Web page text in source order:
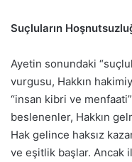
Suçluların
Ayetin sonundaki
vurgusu, Hakkın
“insan kibri ve
beslenenler, Hakkın
Hak gelince haksız
ve eşitlik başlar. Ancak